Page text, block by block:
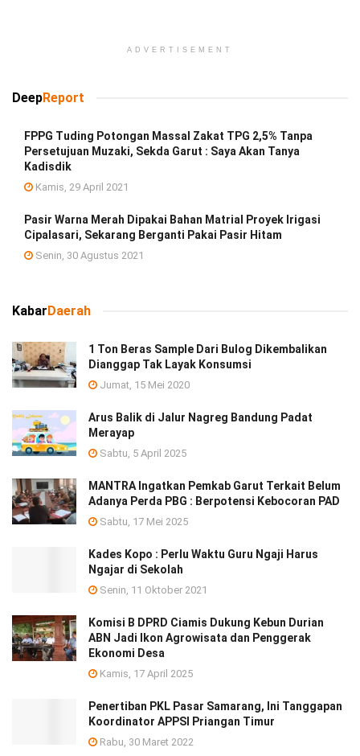
ADVERTISEMENT
DeepReport
FPPG Tuding Potongan Massal Zakat TPG 2,5% Tanpa
Persetujuan Muzaki, Sekda Garut : Saya Akan Tanya
Kadisdik
Kamis, 29 April 2021
Pasir Warna Merah Dipakai Bahan Matrial Proyek Irigasi
Cipalasari, Sekarang Berganti Pakai Pasir Hitam
Senin, 30 Agustus 2021
KabarDaerah
1 Ton Beras Sample Dari Bulog Dikembalikan
Dianggap Tak Layak Konsumsi
Jumat, 15 Mei 2020
Arus Balik di Jalur Nagreg Bandung Padat
Merayap
Sabtu, 5 April 2025
MANTRA Ingatkan Pemkab Garut Terkait Belum
Adanya Perda PBG : Berpotensi Kebocoran PAD
Sabtu, 17 Mei 2025
Kades Kopo : Perlu Waktu Guru Ngaji Harus
Ngajar di Sekolah
Senin, 11 Oktober 2021
Komisi B DPRD Ciamis Dukung Kebun Durian
ABN Jadi Ikon Agrowisata dan Penggerak
Ekonomi Desa
Kamis, 17 April 2025
Penertiban PKL Pasar Samarang, Ini Tanggapan
Koordinator APPSI Priangan Timur
Rabu, 30 Maret 2022